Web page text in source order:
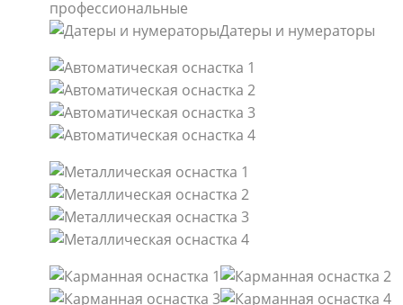
профессиональные
Датеры и нумераторы